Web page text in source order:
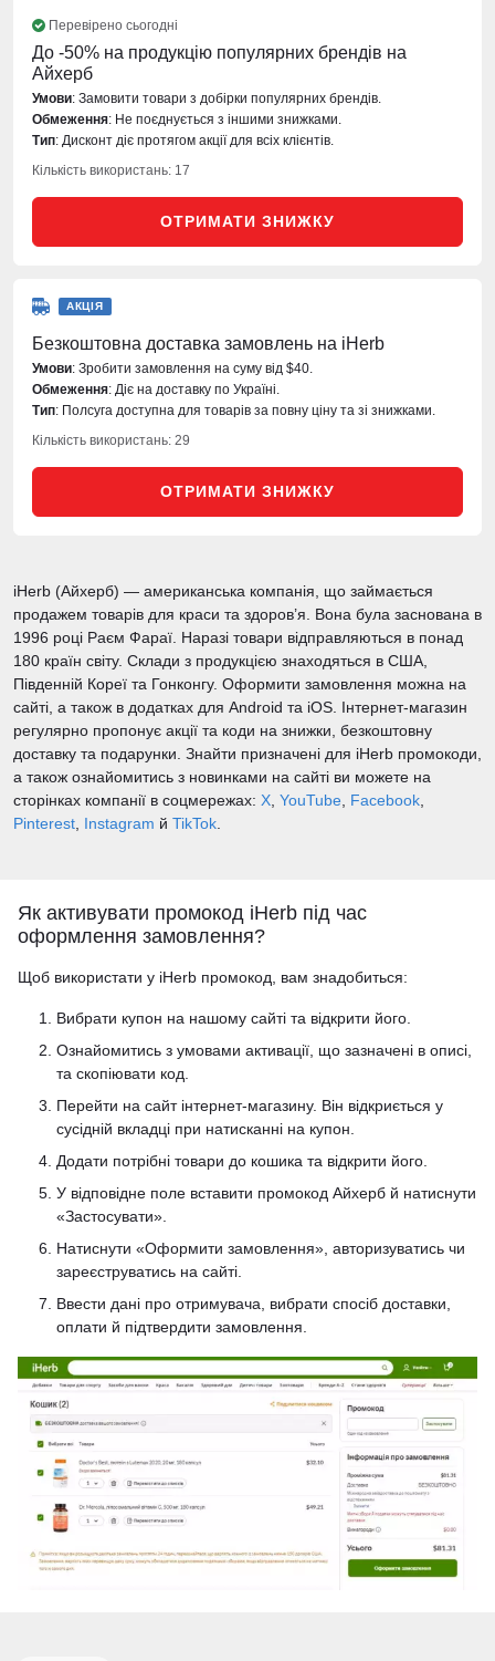
Перевірено сьогодні
До -50% на продукцію популярних брендів на
Айхерб
Умови: Замовити товари з добірки популярних брендів.
Обмеження: Не поєднується з іншими знижками.
Тип: Дисконт діє протягом акції для всіх клієнтів.
Кількість використань: 17
ОТРИМАТИ ЗНИЖКУ
АКЦІЯ
Безкоштовна доставка замовлень на iHerb
Умови: Зробити замовлення на суму від $40.
Обмеження: Діє на доставку по Україні.
Тип: Полсуга доступна для товарів за повну ціну та зі знижками.
Кількість використань: 29
ОТРИМАТИ ЗНИЖКУ
Як активувати промокод iHerb під час
оформлення замовлення?
Щоб використати у iHerb промокод, вам знадобиться:
Вибрати купон на нашому сайті та відкрити його.
Ознайомитись з умовами активації, що зазначені в описі,
та скопіювати код.
Перейти на сайт інтернет-магазину. Він відкриється у
сусідній вкладці при натисканні на купон.
Додати потрібні товари до кошика та відкрити його.
У відповідне поле вставити промокод Айхерб й натиснути
«Застосувати».
Натиснути «Оформити замовлення», авторизуватись чи
зареєструватись на сайті.
Ввести дані про отримувача, вибрати спосіб доставки,
оплати й підтвердити замовлення.
iHerb (Айхерб) — американська компанія, що займається
продажем товарів для краси та здоров’я. Вона була заснована в
1996 році Раєм Фараї. Наразі товари відправляються в понад
180 країн світу. Склади з продукцією знаходяться в США,
Південній Кореї та Гонконгу. Оформити замовлення можна на
сайті, а також в додатках для Android та iOS. Інтернет-магазин
регулярно пропонує акції та коди на знижки, безкоштовну
доставку та подарунки. Знайти призначені для iHerb промокоди,
а також ознайомитись з новинками на сайті ви можете на
сторінках компанії в соцмережах: X YouTube Facebook
Pinterest Instagram й TikTok